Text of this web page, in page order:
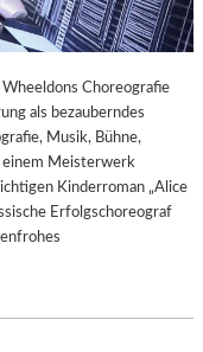
Choreografie
als bezauberndes
Musik, Bühne,
einem Meisterwerk
Kinderroman „Alice
Erfolgschoreograf